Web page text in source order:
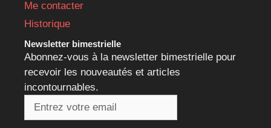
Me contacter
Historique
Newsletter bimestrielle
Abonnez-vous à la newsletter bimestrielle pour
recevoir les nouveautés et articles
incontournables.